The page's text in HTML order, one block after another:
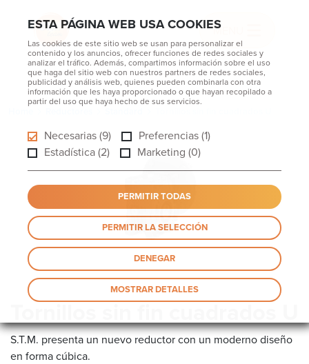
ESTA PÁGINA WEB USA COOKIES
Las cookies de este sitio web se usan para personalizar el
contenido y los anuncios, ofrecer funciones de redes sociales y
analizar el tráfico. Además, compartimos información sobre el uso
que haga del sitio web con nuestros partners de redes sociales,
publicidad y análisis web, quienes pueden combinarla con otra
información que les haya proporcionado o que hayan recopilado a
partir del uso que haya hecho de sus servicios.
Necesarias (9)
Preferencias (1)
Estadística (2)
Marketing (0)
PERMITIR TODAS
PERMITIR LA SELECCIÓN
DENEGAR
MOSTRAR DETALLES
MENU
Tornillos sin fin cuadrados U
S.T.M. presenta un nuevo reductor con un moderno diseño
en forma cúbica.